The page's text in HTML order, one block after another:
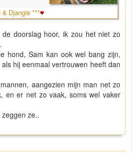
& Djangie ***
doorslag hoor, ik zou het niet zo
hond, Sam kan ook wel bang zijn,
hij eenmaal vertrouwen heeft dan
aangezien mijn man net zo
en er net zo vaak, soms wel vaker
ze..